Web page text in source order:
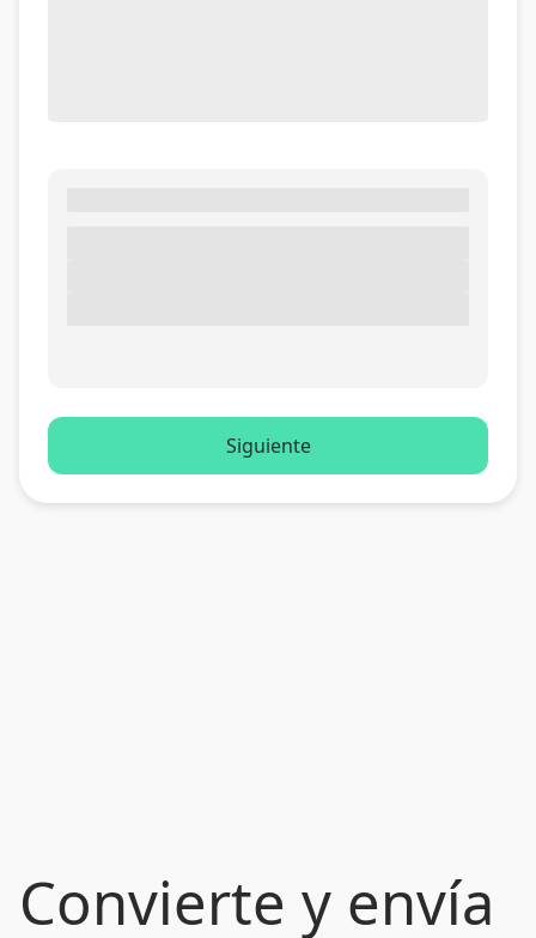
Convierte y envía
Siguiente